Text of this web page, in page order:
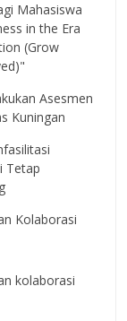
Mahasiswa
in the Era
(Grow
Asesmen
Kuningan
Tetap
Kolaborasi
kolaborasi